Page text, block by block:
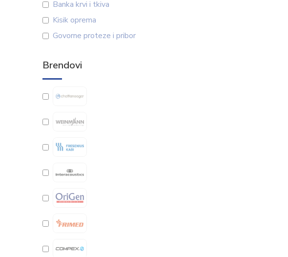
Banka krvi i tkiva
Kisik oprema
Govorne proteze i pribor
Brendovi